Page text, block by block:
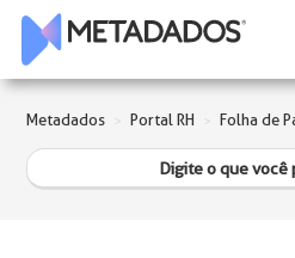
Metadados Portal RH Folha de